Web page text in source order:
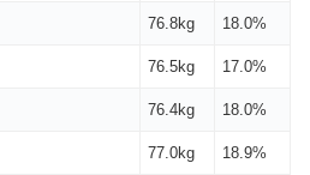
76.8kg 18.0%
76.5kg 17.0%
76.4kg 18.0%
77.0kg 18.9%